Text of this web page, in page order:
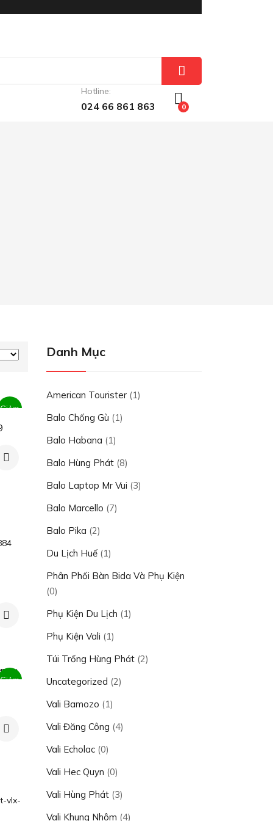
Hotline:
024 66 861 863 0
Giảm
Giảm
Danh Mục
American Tourister (1)
Balo Chống Gù (1)
Balo Habana (1)
Balo Hùng Phát (8)
Balo Laptop Mr Vui (3)
Balo Marcello (7)
Balo Pika (2)
Du Lịch Huế (1)
Phân Phối Bàn Bida Và Phụ Kiện
(0)
Phụ Kiện Du Lịch (1)
Phụ Kiện Vali (1)
Túi Trống Hùng Phát (2)
Uncategorized (2)
Vali Bamozo (1)
Vali Đăng Công (4)
Vali Echolac (0)
Vali Hec Quyn (0)
Vali Hùng Phát (3)
Vali Khung Nhôm (4)